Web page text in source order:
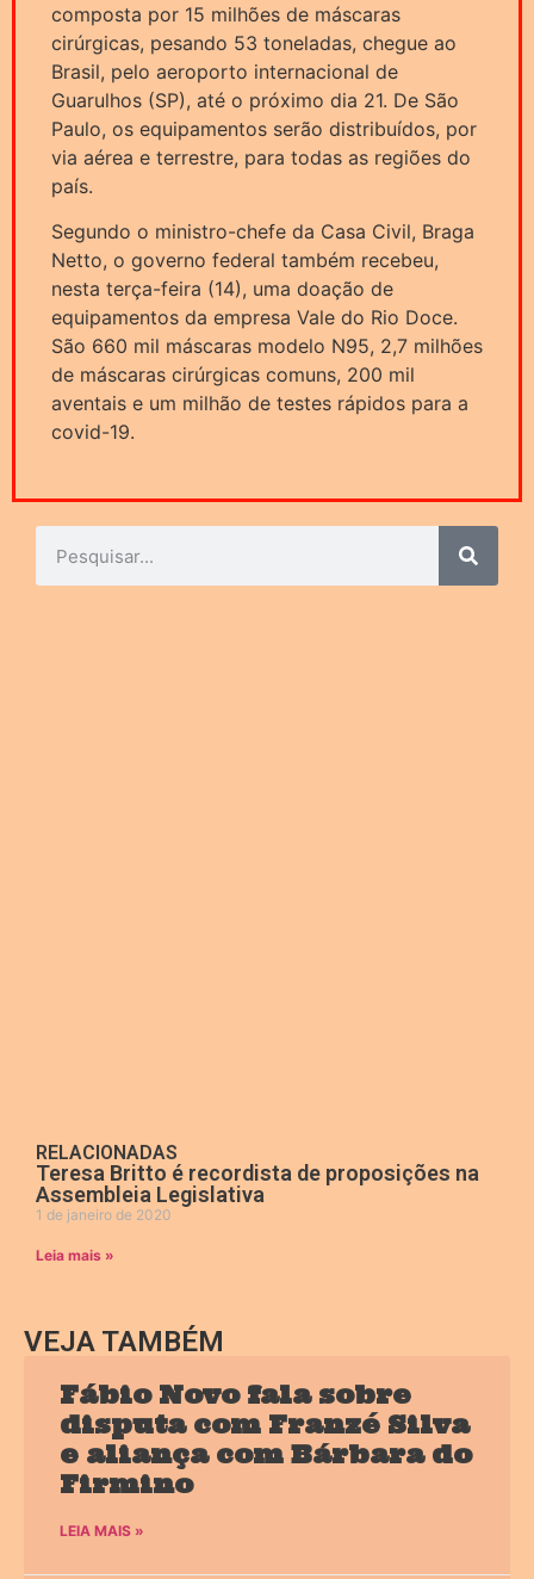
composta por 15 milhões de máscaras
cirúrgicas, pesando 53 toneladas, chegue ao
Brasil, pelo aeroporto internacional de
Guarulhos (SP), até o próximo dia 21. De São
Paulo, os equipamentos serão distribuídos, por
via aérea e terrestre, para todas as regiões do
país.
Segundo o ministro-chefe da Casa Civil, Braga
Netto, o governo federal também recebeu,
nesta terça-feira (14), uma doação de
equipamentos da empresa Vale do Rio Doce.
São 660 mil máscaras modelo N95, 2,7 milhões
de máscaras cirúrgicas comuns, 200 mil
aventais e um milhão de testes rápidos para a
covid-19.
RELACIONADAS
Teresa Britto é recordista de proposições na
Assembleia Legislativa
1 de janeiro de 2020
Leia mais »
VEJA TAMBÉM
Fábio Novo fala sobre
disputa com Franzé Silva
e aliança com Bárbara do
Firmino
LEIA MAIS »